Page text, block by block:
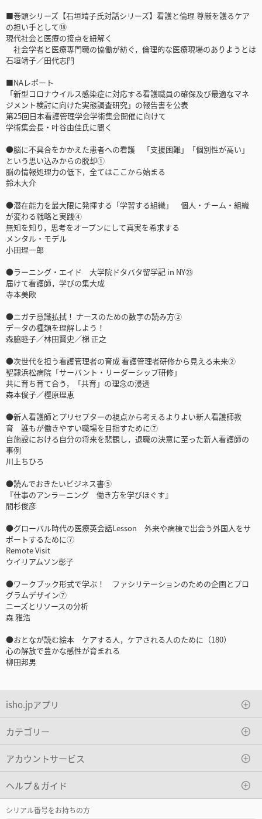
■巻頭シリーズ【石垣靖子氏対話シリーズ】看護と倫理 尊厳を護るケア
の担い手として⑱
現代社会と医療の接点を紐解く
社会学者と医療専門職の協働が紡ぐ，倫理的な医療現場のありようとは
石垣靖子／田代志門
■NAレポート
「新型コロナウイルス感染症に対応する看護職員の確保及び最適なマネ
ジメント検討に向けた実態調査研究」の報告書を公表
第25回日本看護管理学会学術集会開催に向けて
学術集会長・叶谷由佳氏に聞く
●脳に不具合をかかえた患者への看護 「支援困難」「個別性が高い」
という思い込みからの脱却①
脳の情報処理力の低下，全てはここから始まる
鈴木大介
●潜在能力を最大限に発揮する「学習する組織」 個人・チーム・組織
が変わる戦略と実践④
無知を知り，思考をオープンにして真実を希求する
メンタル・モデル
小田理一郎
●ラーニング・エイド 大学院ドタバタ留学記 in NY㉓
届けて看護師，学びの集大成
寺本美欧
●ニガテ意識払拭！ ナースのための数字の読み方②
データの種類を理解しよう！
森脇睦子／林田賢史／梯 正之
●次世代を担う看護管理者の育成 看護管理者研修から見える未来②
聖隷浜松病院「サーバント・リーダーシップ研修」
共に育ち育て合う，「共育」の理念の浸透
森本俊子／樫原理恵
●新人看護師とプリセプターの視点から考えるよりよい新人看護師教
育 誰もが働きやすい職場を目指すために⑦
自施設における自分の将来を悲観し，退職の決意に至った新人看護師の
事例
川上ちひろ
●読んでおきたいビジネス書⑤
『仕事のアンラーニング 働き方を学びほぐす』
間杉俊彦
●グローバル時代の医療英会話Lesson 外来や病棟で出会う外国人をサ
ポートするために⑦
Remote Visit
ウイリアムソン彰子
●ワークブック形式で学ぶ！ ファシリテーションのための企画とプロ
グラムデザイン⑦
ニーズとリソースの分析
森 雅浩
●おとなが読む絵本 ケアする人，ケアされる人のために（180）
心の解放で豊かな感性が育まれる
柳田邦男
isho.jpアプリ
カテゴリー
アカウントサービス
ヘルプ＆ガイド
シリアル番号をお持ちの方